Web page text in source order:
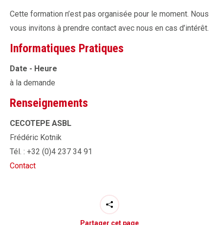
Cette formation n’est pas organisée pour le moment. Nous
vous invitons à prendre contact avec nous en cas d’intérêt.
Informatiques Pratiques
Date - Heure
à la demande
Renseignements
CECOTEPE ASBL
Frédéric Kotnik
Tél. : +32 (0)4 237 34 91
Contact
Partager cet page